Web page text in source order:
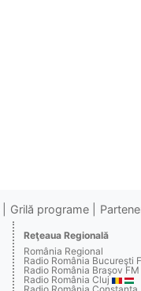
Grilă programe
Reţeaua Regională
România Regional
Radio România Bucureşti
Radio România Braşov FM
Radio România Cluj